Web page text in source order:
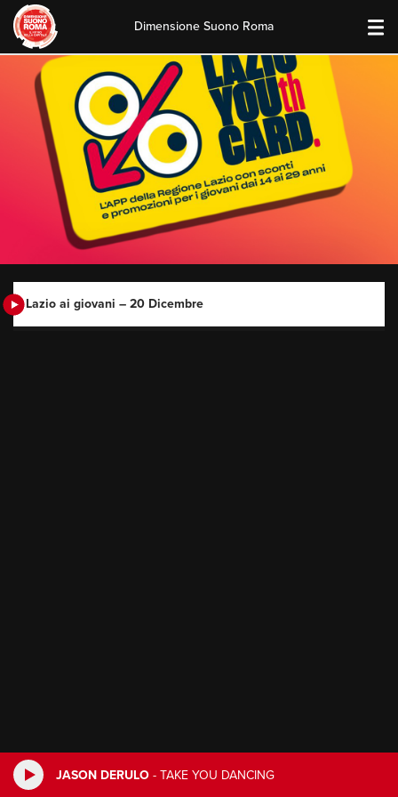
JASON DERULO - TAKE YOU DANCING
content
Dimensione Suono Roma
Lazio ai giovani – 20 Dicembre